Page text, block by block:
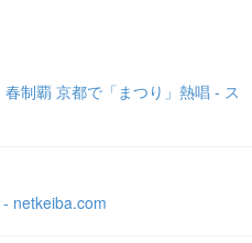
制覇 京都で「まつり」熱唱 - ス
netkeiba.com